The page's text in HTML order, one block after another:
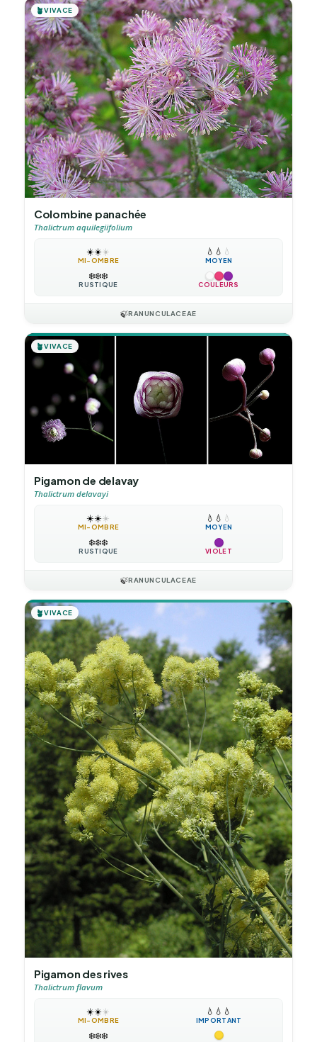
🪴VIVACE
Colombine panachée
Thalictrum aquilegiifolium
☀️☀️☀️
MI-OMBRE
💧 💧 💧
MOYEN
❄️❄️❄️
RUSTIQUE COULEURS
🍃RANUNCULACEAE
🪴VIVACE
Pigamon de delavay
Thalictrum delavayi
☀️☀️☀️
MI-OMBRE
💧 💧 💧
MOYEN
❄️❄️❄️
RUSTIQUE VIOLET
🍃RANUNCULACEAE
🪴VIVACE
Pigamon des rives
Thalictrum flavum
☀️☀️☀️
MI-OMBRE
💧 💧 💧
IMPORTANT
❄️❄️❄️